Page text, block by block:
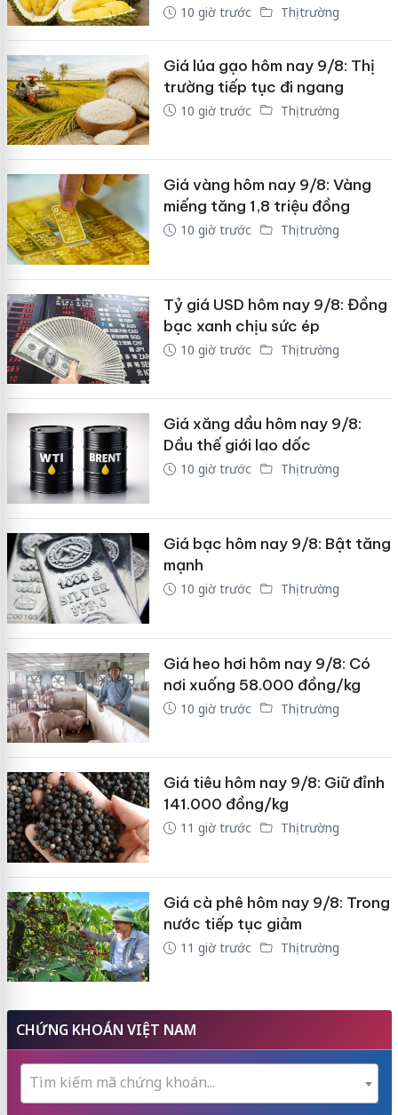
10 giờ trước Thị trường
Giá lúa gạo hôm nay 9/8: Thị
trường tiếp tục đi ngang
10 giờ trước Thị trường
Giá vàng hôm nay 9/8: Vàng
miếng tăng 1,8 triệu đồng
10 giờ trước Thị trường
Tỷ giá USD hôm nay 9/8: Đồng
bạc xanh chịu sức ép
10 giờ trước Thị trường
Giá xăng dầu hôm nay 9/8:
Dầu thế giới lao dốc
10 giờ trước Thị trường
Giá bạc hôm nay 9/8: Bật tăng
mạnh
10 giờ trước Thị trường
Giá heo hơi hôm nay 9/8: Có
nơi xuống 58.000 đồng/kg
10 giờ trước Thị trường
Giá tiêu hôm nay 9/8: Giữ đỉnh
141.000 đồng/kg
11 giờ trước Thị trường
Giá cà phê hôm nay 9/8: Trong
nước tiếp tục giảm
11 giờ trước Thị trường
CHỨNG KHOÁN VIỆT NAM
Tìm kiếm mã chứng khoán...